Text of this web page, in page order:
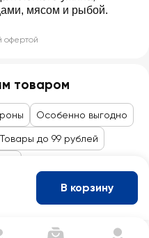
мясом и рыбой.
офертой
товаром
Особенно выгодно
Товары до 99 рублей
В корзину